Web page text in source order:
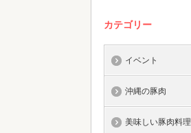
カテゴリー
イベント
沖縄の豚肉
美味しい豚肉料理